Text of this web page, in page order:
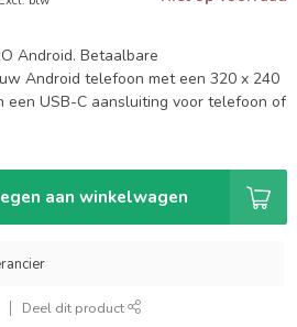
Android. Betaalbare
Android telefoon met een 320 x 240
USB-C aansluiting voor telefoon of
aan winkelwagen
Deel dit product